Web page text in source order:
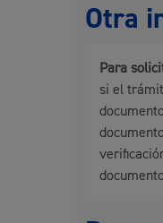
Otra
Para
si el